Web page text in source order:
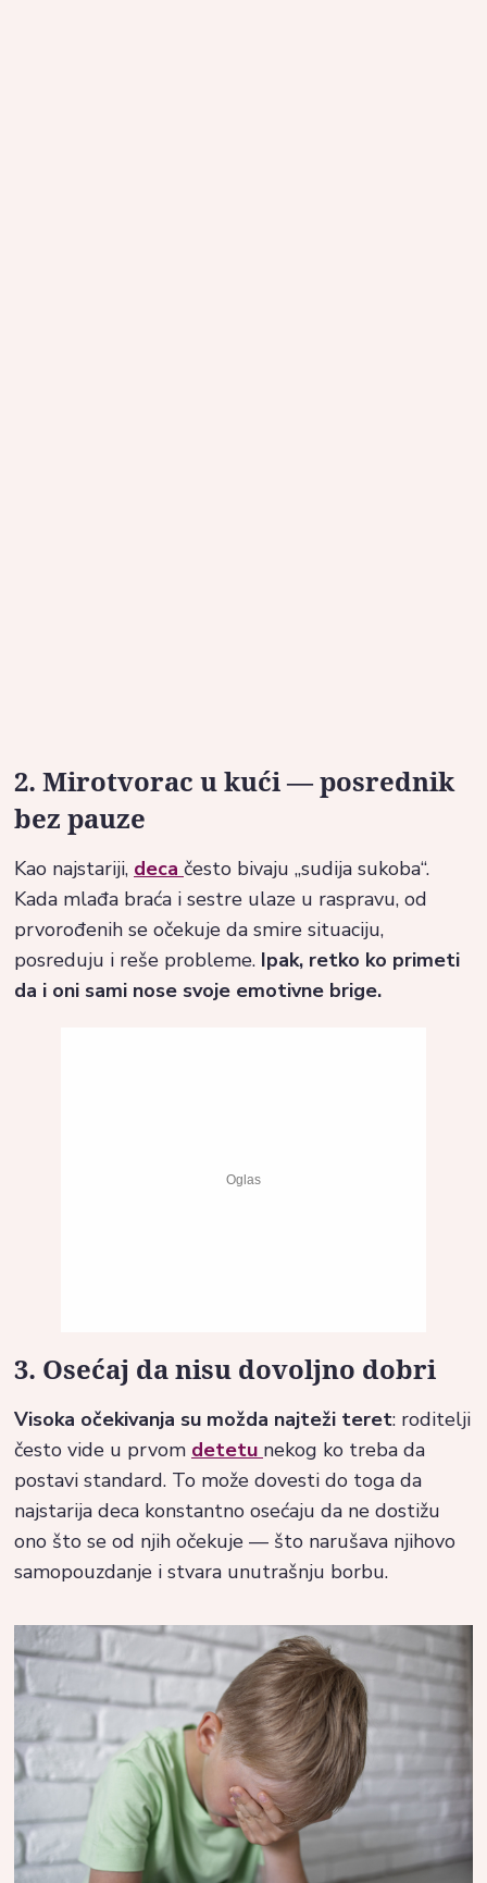
2. Mirotvorac u kući — posrednik
bez pauze
Kao najstariji, deca često bivaju „sudija sukoba“.
Kada mlađa braća i sestre ulaze u raspravu, od
prvorođenih se očekuje da smire situaciju,
posreduju i reše probleme. Ipak, retko ko primeti
da i oni sami nose svoje emotivne brige.
3. Osećaj da nisu dovoljno dobri
Visoka očekivanja su možda najteži teret: roditelji
često vide u prvom detetu nekog ko treba da
postavi standard. To može dovesti do toga da
najstarija deca konstantno osećaju da ne dostižu
ono što se od njih očekuje — što narušava njihovo
samopouzdanje i stvara unutrašnju borbu.